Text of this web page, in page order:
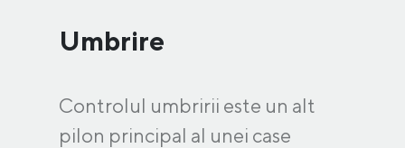
Umbrire
Controlul umbririi este un alt
pilon principal al unei case